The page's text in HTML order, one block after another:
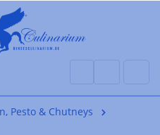
Pesto & Chutneys